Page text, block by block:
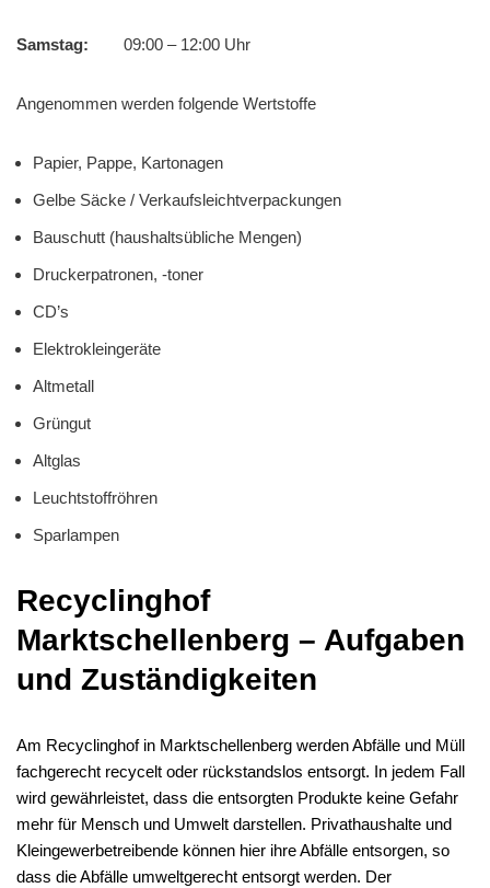
Samstag: 09:00 – 12:00 Uhr
Angenommen werden folgende Wertstoffe
Papier, Pappe, Kartonagen
Gelbe Säcke / Verkaufsleichtverpackungen
Bauschutt (haushaltsübliche Mengen)
Druckerpatronen, -toner
CD’s
Elektrokleingeräte
Altmetall
Grüngut
Altglas
Leuchtstoffröhren
Sparlampen
Recyclinghof
Marktschellenberg – Aufgaben
und Zuständigkeiten
Am Recyclinghof in Marktschellenberg werden Abfälle und Müll
fachgerecht recycelt oder rückstandslos entsorgt. In jedem Fall
wird gewährleistet, dass die entsorgten Produkte keine Gefahr
mehr für Mensch und Umwelt darstellen. Privathaushalte und
Kleingewerbetreibende können hier ihre Abfälle entsorgen, so
dass die Abfälle umweltgerecht entsorgt werden. Der